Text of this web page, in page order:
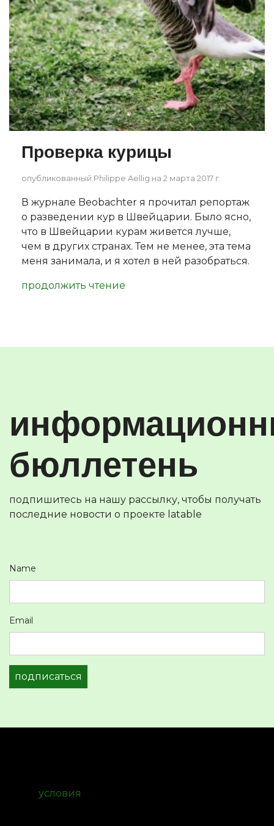
Проверка курицы
опубликованный Philippe Aellig на 2 марта 2017 г.
В журнале Beobachter я прочитал репортаж
о разведении кур в Швейцарии. Было ясно,
что в Швейцарии курам живется лучше,
чем в других странах. Тем не менее, эта тема
меня занимала, и я хотел в ней разобраться.
продолжить чтение
бюллетень
подпишитесь на нашу рассылку, чтобы получать
последние новости о проекте latable
Name
Email
подписаться
условия